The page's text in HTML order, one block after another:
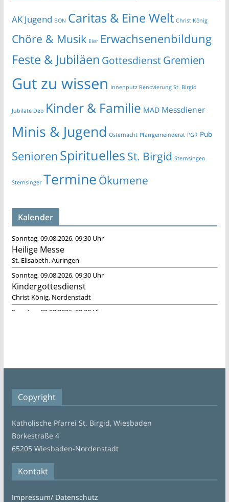
AK Jugend BON Caritas & Eine Welt Christ König
Chöre & Musik Eier Erwachsenenbildung
Feste & Jubiläen GottesdienstGremien
Gut zu wissen Innenputz Renovierung St. Birgid
Jubilate Deo Kinder & Familie MAD Messdiener
Minis & Jugend Osternacht Pfarrgemeinderat PGR Pub
Senioren Spirituelles St. Birgid Sternsingen
Sternsinger Termine Ökumene
Kalender
Copyright
Katholische Pfarrei St. Birgid, Wiesbaden
Borkestraße 4
65205 Wiesbaden-Nordenstadt
Kontakt
Impressum/ Datenschutz